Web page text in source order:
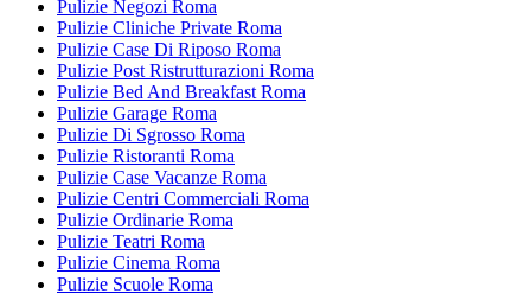
Pulizie Negozi Roma
Pulizie Cliniche Private Roma
Pulizie Case Di Riposo Roma
Pulizie Post Ristrutturazioni Roma
Pulizie Bed And Breakfast Roma
Pulizie Garage Roma
Pulizie Di Sgrosso Roma
Pulizie Ristoranti Roma
Pulizie Case Vacanze Roma
Pulizie Centri Commerciali Roma
Pulizie Ordinarie Roma
Pulizie Teatri Roma
Pulizie Cinema Roma
Pulizie Scuole Roma